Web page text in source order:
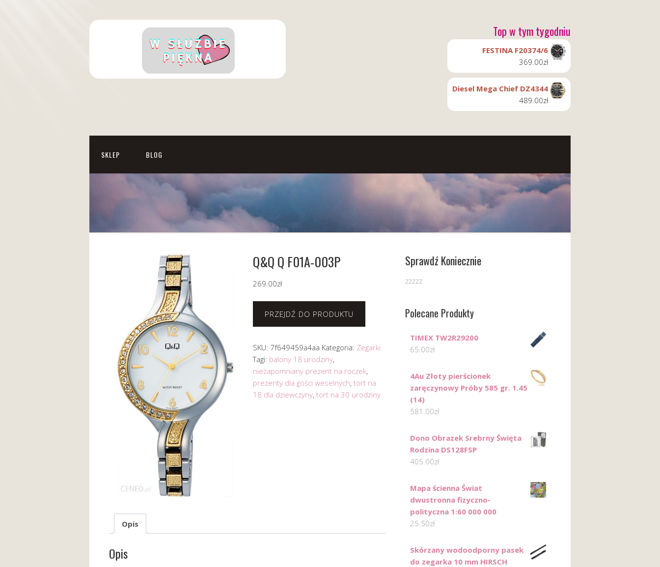
Top w tym tygodniu
FESTINA F20374/6
369.00zł
Diesel Mega Chief DZ4344
489.00zł
SKLEP BLOG
Q&Q Q F01A-003P
269.00zł
PRZEJDŹ DO PRODUKTU
SKU: 7f649459a4aa Kategoria: Zegarki
Tagi: balony 18 urodziny,
niezapomniany prezent na roczek,
prezenty dla gości weselnych, tort na
18 dla dziewczyny, tort na 30 urodziny
Opis
Opis
Sprawdź Koniecznie
zzzzz
Polecane Produkty
TIMEX TW2R29200
65.00zł
4Au Złoty pierścionek
zaręczynowy Próby 585 gr. 1.45
(14)
581.00zł
Dono Obrazek Srebrny Święta
Rodzina DS128FSP
405.00zł
Mapa ścienna Świat
dwustronna fizyczno-
polityczna 1:60 000 000
25.50zł
Skórzany wodoodporny pasek
do zegarka 10 mm HIRSCH